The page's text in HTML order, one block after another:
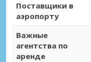
Поставщики в
аэропорту
Важные
агентства по
аренде